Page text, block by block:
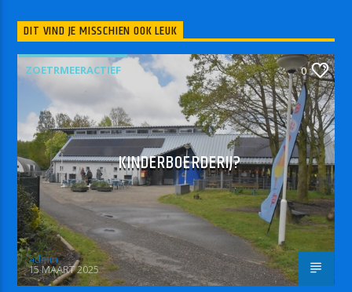
DIT VIND JE MISSCHIEN OOK LEUK
ZOETRMEERACTIEF 0
KINDERBOERDERIJ?
admin
15 MAART 2025